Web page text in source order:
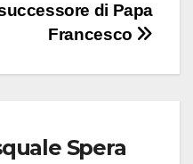
di Papa
Francesco
Spera